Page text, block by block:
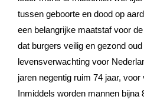
tussen geboorte en dood op
een belangrijke maatstaf voor
dat burgers veilig en gezond
levensverwachting voor
jaren negentig ruim 74 jaar,
Inmiddels worden mannen bijna